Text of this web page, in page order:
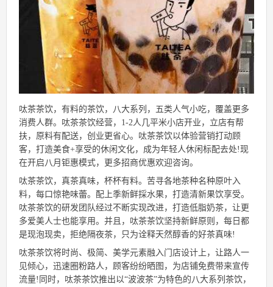
呔茶茶饮，有料的茶饮，八大系列，五类人气小吃，覆盖更多
消费人群。呔茶茶饮经营，1-2人几平米小店开业，立店有帮
扶，原料有配送，创业更省心。呔茶茶饮以体验营销打动顾
客，打造美食+享受的休闲文化，成为年轻人休闲标配去处!现
在开启八月钜惠模式，更多招商优惠欢迎咨询。
呔茶茶饮，真茶真味，杯杯有料。苦寻各地茶种名种原叶入
料，每口惊艳味蕾。配上季新鲜採水果，打造清新果饮享受。
呔茶茶饮的研发团队经过不断实现改进，打造低脂奶茶，让更
多爱美人士也能享用。并且，呔茶茶饮坚持新鲜原则，每日都
是现泡现卖，拒绝隔夜茶，只为诠释天然醇香的好茶真味!
呔茶茶饮将时尚、极简、美学元素融入门店设计上，让路人一
见倾心，迅速圈粉路人，顾客纷纷晒图，为店铺免费带来宣传
流量!同时，呔茶茶饮推出以“波波茶”为特色的八大系列茶饮，